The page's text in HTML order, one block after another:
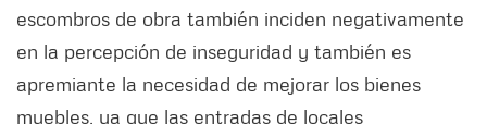
escombros de obra también inciden negativamente
en la percepción de inseguridad y también es
apremiante la necesidad de mejorar los bienes
muebles, ya que las entradas de locales